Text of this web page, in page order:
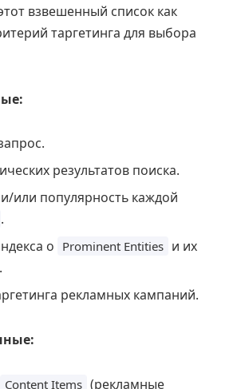
взвешенный список как
таргетинга для выбора
результатов поиска.
или популярность каждой
.
о Prominent Entities и их
рекламных кампаний.
Content Items (рекламные